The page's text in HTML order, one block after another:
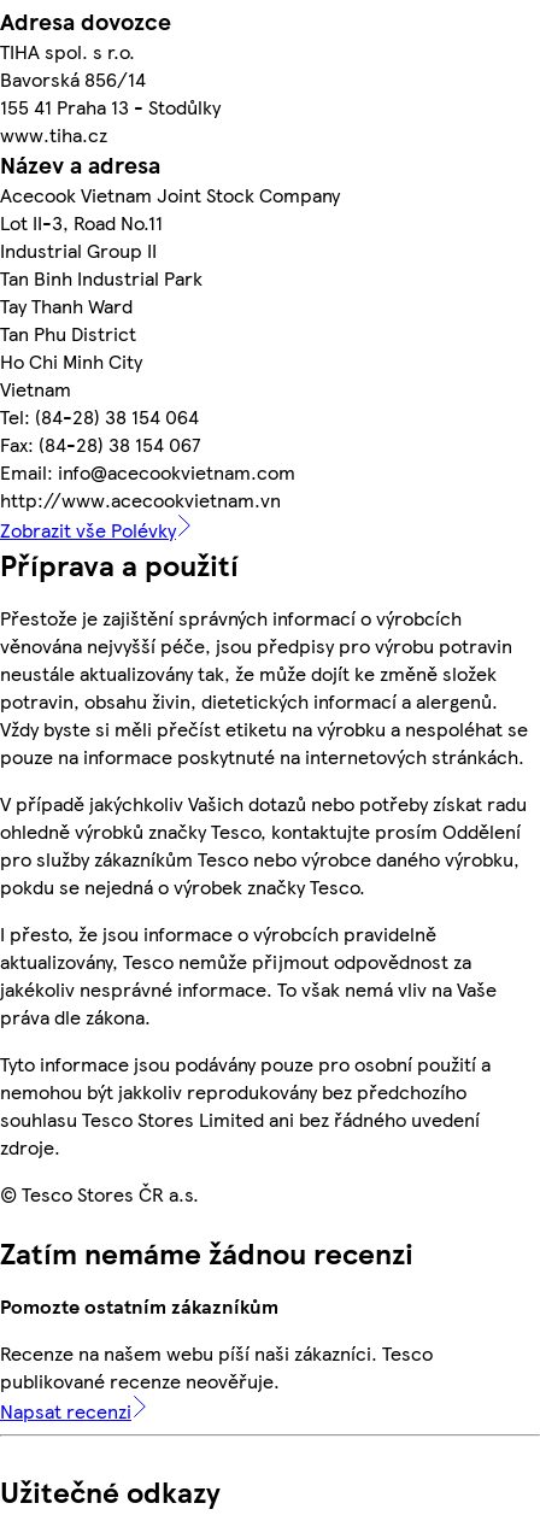
Adresa dovozce
TIHA spol. s r.o.
Bavorská 856/14
155 41 Praha 13 - Stodůlky
www.tiha.cz
Název a adresa
Acecook Vietnam Joint Stock Company
Lot II-3, Road No.11
Industrial Group II
Tan Binh Industrial Park
Tay Thanh Ward
Tan Phu District
Ho Chi Minh City
Vietnam
Tel: (84-28) 38 154 064
Fax: (84-28) 38 154 067
Email: info@acecookvietnam.com
http://www.acecookvietnam.vn
Zobrazit vše Polévky
Příprava a použití
Přestože je zajištění správných informací o výrobcích
věnována nejvyšší péče, jsou předpisy pro výrobu potravin
neustále aktualizovány tak, že může dojít ke změně složek
potravin, obsahu živin, dietetických informací a alergenů.
Vždy byste si měli přečíst etiketu na výrobku a nespoléhat se
pouze na informace poskytnuté na internetových stránkách.
V případě jakýchkoliv Vašich dotazů nebo potřeby získat radu
ohledně výrobků značky Tesco, kontaktujte prosím Oddělení
pro služby zákazníkům Tesco nebo výrobce daného výrobku,
pokdu se nejedná o výrobek značky Tesco.
I přesto, že jsou informace o výrobcích pravidelně
aktualizovány, Tesco nemůže přijmout odpovědnost za
jakékoliv nesprávné informace. To však nemá vliv na Vaše
práva dle zákona.
Tyto informace jsou podávány pouze pro osobní použití a
nemohou být jakkoliv reprodukovány bez předchozího
souhlasu Tesco Stores Limited ani bez řádného uvedení
zdroje.
© Tesco Stores ČR a.s.
Zatím nemáme žádnou recenzi
Pomozte ostatním zákazníkům
Recenze na našem webu píší naši zákazníci. Tesco
publikované recenze neověřuje.
Napsat recenzi
Užitečné odkazy